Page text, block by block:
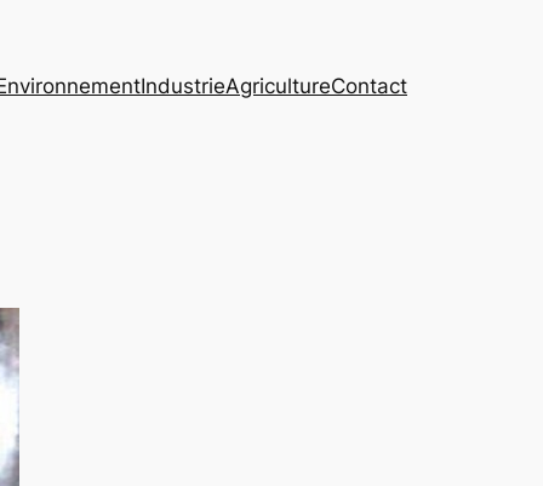
IndustrieAgricultureContact